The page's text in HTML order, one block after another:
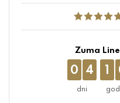
Zuma
0 4 1